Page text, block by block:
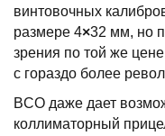
винтовочных
размере 4×32 мм, но
зрения по той же
с гораздо более
BCO даже дает
коллиматорный